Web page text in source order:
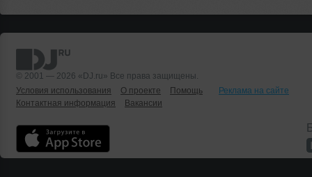
© 2001 — 2026 «DJ.ru» Все права защищены.
Условия использования
О проекте Помощь
Реклама на сайте
Контактная информация
Вакансии